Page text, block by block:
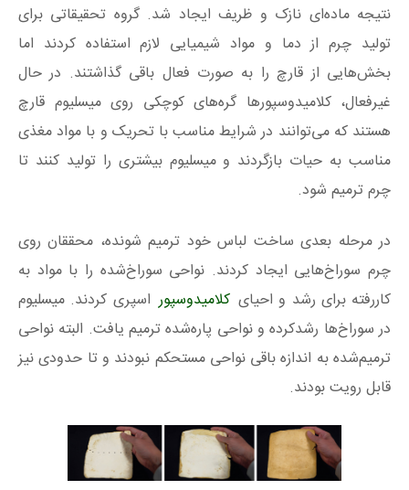
نتیجه ماده‌ای نازک و ظریف ایجاد شد. گروه تحقیقاتی برای
تولید چرم از دما و مواد شیمیایی لازم استفاده کردند اما
بخش‌هایی از قارچ را به صورت فعال باقی گذاشتند. در حال
غیرفعال، کلامیدوسپورها گره‌های کوچکی روی میسلیوم قارچ
هستند که می‌توانند در شرایط مناسب با تحریک و با مواد مغذی
مناسب به حیات بازگردند و میسلیوم بیشتری را تولید کنند تا
چرم ترمیم شود.
در مرحله بعدی ساخت لباس خود ترمیم شونده، محققان روی
چرم سوراخ‌هایی ایجاد کردند. نواحی سوراخ‌شده را با مواد به
کاررفته برای رشد و احیای کلامیدوسپور اسپری کردند. میسلیوم
در سوراخ‌ها رشدکرده و نواحی پاره‌شده ترمیم یافت. البته نواحی
ترمیم‌شده به اندازه باقی نواحی مستحکم نبودند و تا حدودی نیز
قابل رویت بودند.